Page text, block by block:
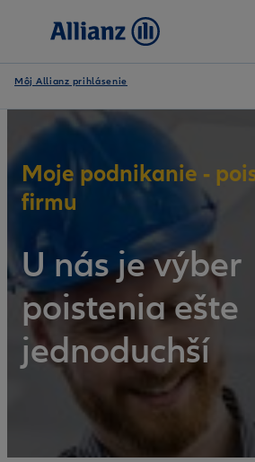
Môj Allianz prihlásenie
Moje podnikanie -
firmu
U nás je výber
poistenia ešte
jednoduchší